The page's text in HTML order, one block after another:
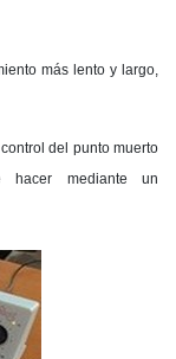
más lento y largo,
del punto muerto
mediante un